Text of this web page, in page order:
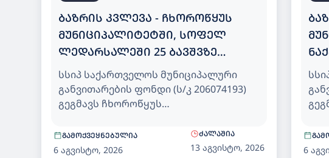
ᲑᲐᲖᲠᲘᲡ ᲙᲕᲚᲔᲕᲐ - ᲩᲮᲝᲠᲝᲬᲧᲣᲡ
ᲛᲣᲜᲘᲪᲘᲞᲐᲚᲘᲢᲔᲢᲨᲘ, ᲡᲝᲤᲔᲚ
ᲚᲔᲓᲐᲠᲡᲐᲚᲔᲨᲘ 25 ᲑᲐᲕᲨᲕᲖᲔ
ᲒᲐᲗᲕᲚᲘᲚᲘ ᲡᲐᲑᲐᲕᲨᲕᲝ ᲑᲐᲦᲘ
სსიპ საქართველოს მუნიციპალური
განვითარების ფონდი (ს/კ 206074193)
გეგმავს ჩხოროწყუს
ლედარსალეში 25 ბავშვზე გათვლილი
საბავშვო ბაღისთვის, დეტალური
ᲒᲐᲛᲝᲥᲕᲔᲧᲜᲔᲑᲣᲚᲘᲐ
6 აგვისტო, 2026
ᲫᲐᲚᲐᲨᲘᲐ
13 აგვისტო, 2026 6